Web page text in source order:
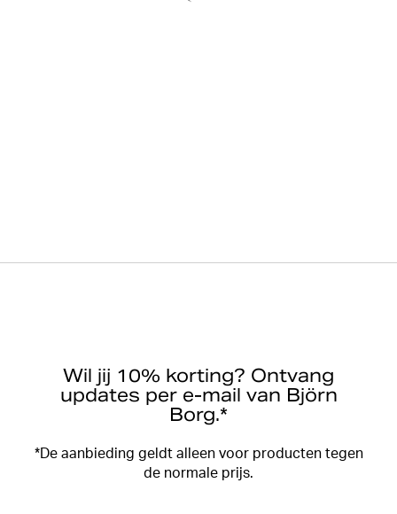
Wil jij 10% korting? Ontvang
updates per e-mail van Björn
Borg.*
*De aanbieding geldt alleen voor producten tegen
de normale prijs.